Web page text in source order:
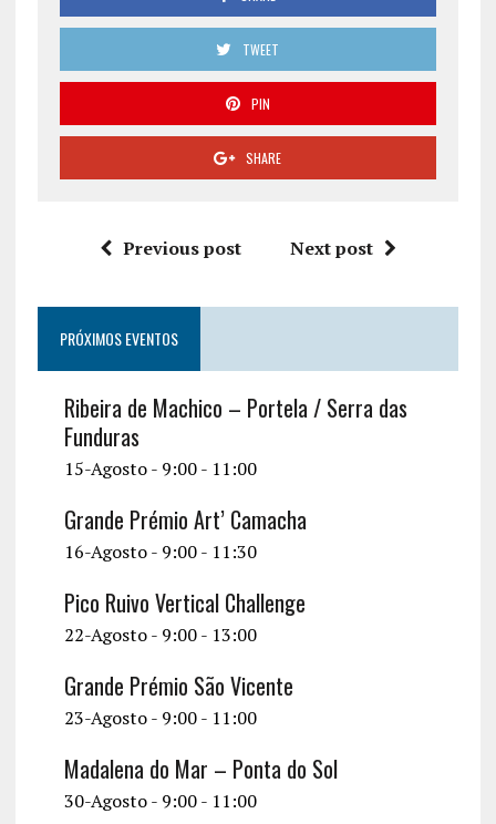
TWEET
PIN
SHARE
Previous post Next post
PRÓXIMOS EVENTOS
Ribeira de Machico – Portela / Serra das
Funduras
15-Agosto - 9:00- 11:00
Grande Prémio Art’ Camacha
16-Agosto - 9:00- 11:30
Pico Ruivo Vertical Challenge
22-Agosto - 9:00- 13:00
Grande Prémio São Vicente
23-Agosto - 9:00- 11:00
Madalena do Mar – Ponta do Sol
30-Agosto - 9:00- 11:00